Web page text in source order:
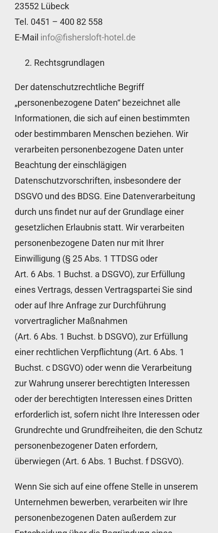
23552 Lübeck
Tel. 0451 – 400 82 558
E-Mail info@fishersloft-hotel.de
Rechtsgrundlagen
Der datenschutzrechtliche Begriff
„personenbezogene Daten“ bezeichnet alle
Informationen, die sich auf einen bestimmten
oder bestimmbaren Menschen beziehen. Wir
verarbeiten personenbezogene Daten unter
Beachtung der einschlägigen
Datenschutzvorschriften, insbesondere der
DSGVO und des BDSG. Eine Datenverarbeitung
durch uns findet nur auf der Grundlage einer
gesetzlichen Erlaubnis statt. Wir verarbeiten
personenbezogene Daten nur mit Ihrer
Einwilligung (§ 25 Abs. 1 TTDSG oder
Art. 6 Abs. 1 Buchst. a DSGVO), zur Erfüllung
eines Vertrags, dessen Vertragspartei Sie sind
oder auf Ihre Anfrage zur Durchführung
vorvertraglicher Maßnahmen
(Art. 6 Abs. 1 Buchst. b DSGVO), zur Erfüllung
einer rechtlichen Verpflichtung (Art. 6 Abs. 1
Buchst. c DSGVO) oder wenn die Verarbeitung
zur Wahrung unserer berechtigten Interessen
oder der berechtigten Interessen eines Dritten
erforderlich ist, sofern nicht Ihre Interessen oder
Grundrechte und Grundfreiheiten, die den Schutz
personenbezogener Daten erfordern,
überwiegen (Art. 6 Abs. 1 Buchst. f DSGVO).
Wenn Sie sich auf eine offene Stelle in unserem
Unternehmen bewerben, verarbeiten wir Ihre
personenbezogenen Daten außerdem zur